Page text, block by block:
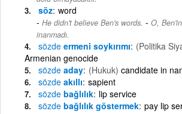
söz word
He didn't believe Ben's words. - O,
inanmadı.
sözde ermeni soykırımı (Politika
Armenian genocide
sözde aday (Hukuk) candidate in
sözde akıllı sapient
sözde bağlılık lip service
sözde bağlılık göstermek pay lip